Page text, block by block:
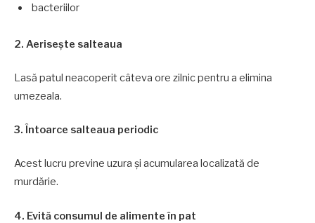
bacteriilor
2. Aerisește salteaua
Lasă patul neacoperit câteva ore zilnic pentru a elimina
umezeala.
3. Întoarce salteaua periodic
Acest lucru previne uzura și acumularea localizată de
murdărie.
4. Evită consumul de alimente în pat